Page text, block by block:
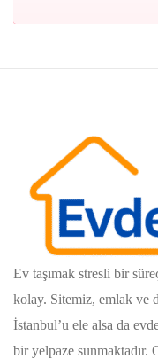
Ev taşımak stresli bir
kolay. Sitemiz, emlak ve
İstanbul’u ele alsa da
bir yelpaze sunmaktadır.